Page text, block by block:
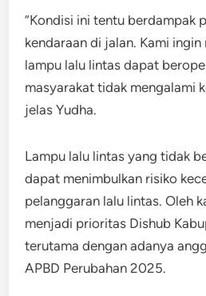
“Kondisi ini tentu berdampak
kendaraan di jalan. Kami
lampu lalu lintas dapat
masyarakat tidak mengalami
jelas Yudha.
Lampu lalu lintas yang tidak
dapat menimbulkan risiko
pelanggaran lalu lintas. Oleh
menjadi prioritas Dishub
terutama dengan adanya
APBD Perubahan 2025.